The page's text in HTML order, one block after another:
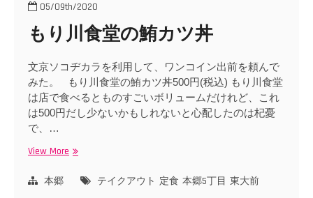
05/09th/2020
もり川食堂の鮪カツ丼
文京ソコヂカラを利用して、ワンコイン出前を頼んで
みた。 もり川食堂の鮪カツ丼500円(税込) もり川食堂
は店で食べるとものすごいボリュームだけれど、これ
は500円だし少ないかもしれないと心配したのは杞憂
で、…
View Moreも
本郷 テイクアウト 定食 本郷5丁目 東大前